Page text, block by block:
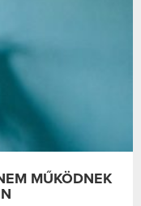
MŰKÖDNEK